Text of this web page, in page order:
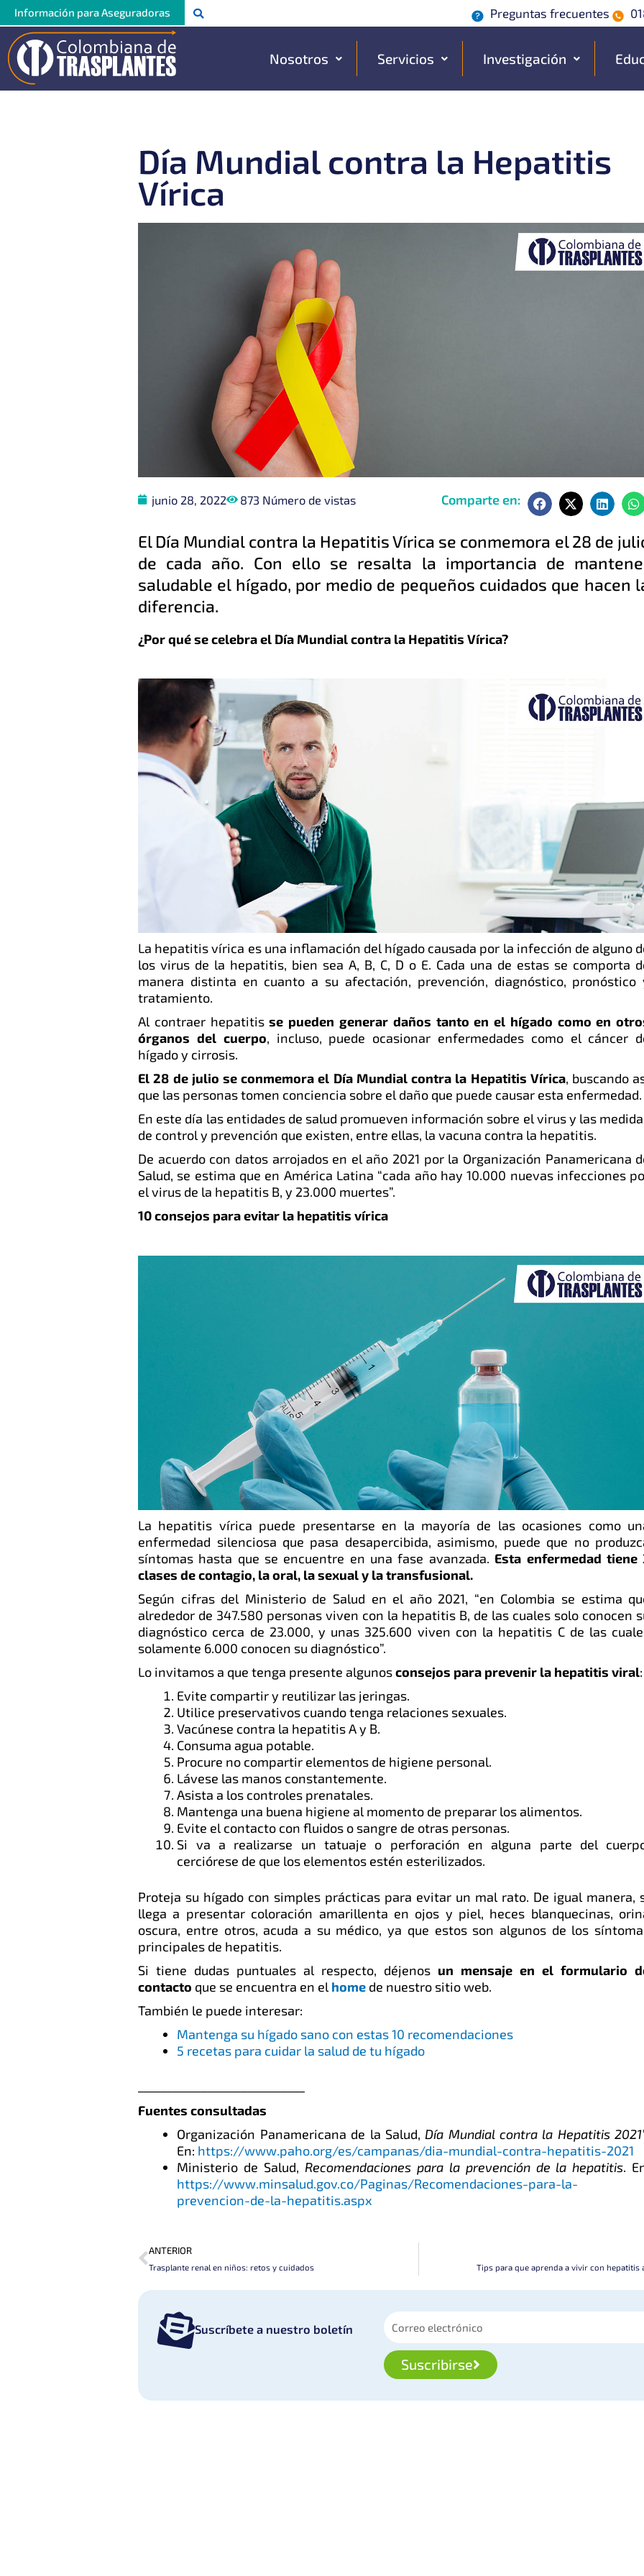
al
contenido
Información para Aseguradoras Preguntas frecuentes
Nosotros Servicios Investigación
Día Mundial contra la Hepatitis
Vírica
junio 28, 2022 873 Número de vistas Comparte en:
El Día Mundial contra la Hepatitis Vírica se conmemora el 28 de
de cada año. Con ello se resalta la importancia de
saludable el hígado, por medio de pequeños cuidados que hacen
diferencia.
¿Por qué se celebra el Día Mundial contra la Hepatitis Vírica?
La hepatitis vírica es una inflamación del hígado causada por la infección de alguno
los virus de la hepatitis, bien sea A, B, C, D o E. Cada una de estas se comporta
manera distinta en cuanto a su afectación, prevención, diagnóstico, pronóstico
tratamiento.
Al contraer hepatitisse pueden generar daños tanto en el hígado como en
órganos del cuerpo, incluso, puede ocasionar enfermedades como el cáncer
hígado y cirrosis.
El 28 de julio se conmemora el Día Mundial contra la Hepatitis Vírica, buscando
que las personas tomen conciencia sobre el daño que puede causar esta enfermedad.
En este día las entidades de salud promueven información sobre el virus y las
de control y prevención que existen, entre ellas, la vacuna contra la hepatitis.
De acuerdo con datos arrojados en el año 2021 por la Organización Panamericana
Salud, se estima que en América Latina “cada año hay 10.000 nuevas infecciones
el virus de la hepatitis B, y 23.000 muertes”.
10 consejos para evitar la hepatitis vírica
La hepatitis vírica puede presentarse en la mayoría de las ocasiones como
enfermedad silenciosa que pasa desapercibida, asimismo, puede que no
síntomas hasta que se encuentre en una fase avanzada. Esta enfermedad tiene
clases de contagio, la oral, la sexual y la transfusional.
Según cifras del Ministerio de Salud en el año 2021, “en Colombia se estima
alrededor de 347.580 personas viven con la hepatitis B, de las cuales solo conocen
diagnóstico cerca de 23.000, y unas 325.600 viven con la hepatitis C de las
solamente 6.000 conocen su diagnóstico”.
Lo invitamos a que tenga presente algunosconsejos para prevenir la hepatitis viral:
Evite compartir y reutilizar las jeringas.
Utilice preservativos cuando tenga relaciones sexuales.
Vacúnese contra la hepatitis A y B.
Consuma agua potable.
Procure no compartir elementos de higiene personal.
Lávese las manos constantemente.
Asista a los controles prenatales.
Mantenga una buena higiene al momento de preparar los alimentos.
Evite el contacto con fluidos o sangre de otras personas.
Si va a realizarse un tatuaje o perforación en alguna parte del
cerciórese de que los elementos estén esterilizados.
Proteja su hígado con simples prácticas para evitar un mal rato. De igual manera,
llega a presentar coloración amarillenta en ojos y piel, heces blanquecinas,
oscura, entre otros, acuda a su médico, ya que estos son algunos de los
principales de hepatitis.
Si tiene dudas puntuales al respecto, déjenos un mensaje en el formulario
contacto que se encuentra en el home de nuestro sitio web.
También le puede interesar:
Mantenga su hígado sano con estas 10 recomendaciones
5 recetas para cuidar la salud de tu hígado
Fuentes consultadas
Organización Panamericana de la Salud, Día Mundial contra la Hepatitis
En: https://www.paho.org/es/campanas/dia-mundial-contra-hepatitis-2021
Ministerio de Salud, Recomendaciones para la prevención de la hepatitis.
https://www.minsalud.gov.co/Paginas/Recomendaciones-para-la-
prevencion-de-la-hepatitis.aspx
Prev
ANTERIOR
Trasplante renal en niños: retos y cuidados Tips para que aprenda a vivir con hepatitis
Suscríbete a nuestro boletín
Suscribirse